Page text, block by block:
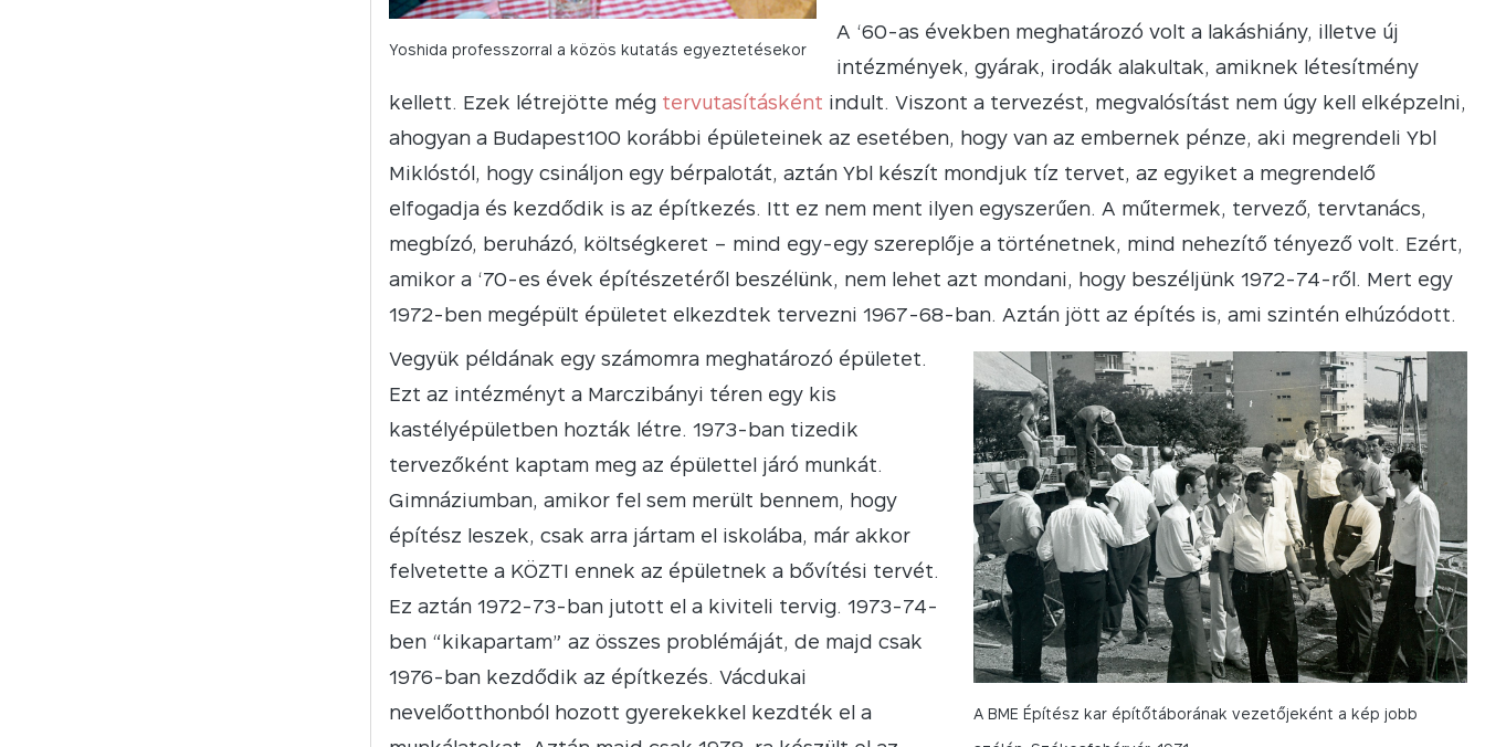
Yoshida professzorral a közös kutatás egyeztetésekor
A ‘60-as években meghatározó volt a lakáshiány, illetve új
intézmények, gyárak, irodák alakultak, amiknek létesítmény
kellett. Ezek létrejötte még tervutasításként indult. Viszont a tervezést, megvalósítást nem úgy kell elképzelni,
ahogyan a Budapest100 korábbi épületeinek az esetében, hogy van az embernek pénze, aki megrendeli Ybl
Miklóstól, hogy csináljon egy bérpalotát, aztán Ybl készít mondjuk tíz tervet, az egyiket a megrendelő
elfogadja és kezdődik is az építkezés. Itt ez nem ment ilyen egyszerűen. A műtermek, tervező, tervtanács,
megbízó, beruházó, költségkeret – mind egy-egy szereplője a történetnek, mind nehezítő tényező volt. Ezért,
amikor a ‘70-es évek építészetéről beszélünk, nem lehet azt mondani, hogy beszéljünk 1972-74-ről. Mert egy
1972-ben megépült épületet elkezdtek tervezni 1967-68-ban. Aztán jött az építés is, ami szintén elhúzódott.
A BME Építész kar építőtáborának vezetőjeként a kép jobb
Vegyük példának egy számomra meghatározó épületet.
Ezt az intézményt a Marczibányi téren egy kis
kastélyépületben hozták létre. 1973-ban tizedik
tervezőként kaptam meg az épülettel járó munkát.
Gimnáziumban, amikor fel sem merült bennem, hogy
építész leszek, csak arra jártam el iskolába, már akkor
felvetette a KÖZTI ennek az épületnek a bővítési tervét.
Ez aztán 1972-73-ban jutott el a kiviteli tervig. 1973-74-
ben “kikapartam” az összes problémáját, de majd csak
1976-ban kezdődik az építkezés. Vácdukai
nevelőotthonból hozott gyerekekkel kezdték el a